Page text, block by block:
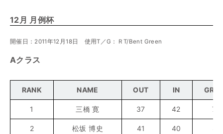
12月 月例杯
開催日：2011年12月18日 使用T／G：ＲT/Bent Green
Aクラス
RANK NAME OUT IN
1 三橋 寛 37 42 79
2 松坂 博史 41 40